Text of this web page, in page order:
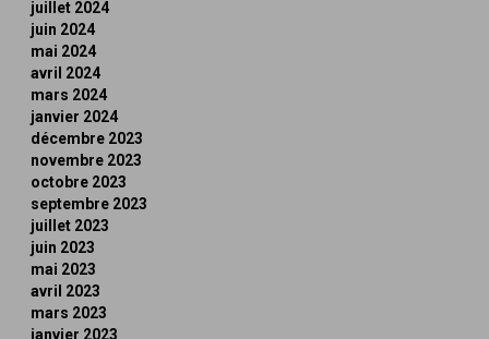
juillet 2024
juin 2024
mai 2024
avril 2024
mars 2024
janvier 2024
décembre 2023
novembre 2023
octobre 2023
septembre 2023
juillet 2023
juin 2023
mai 2023
avril 2023
mars 2023
janvier 2023